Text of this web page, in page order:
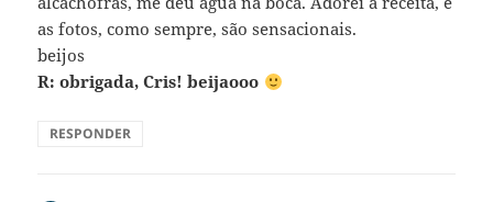
as fotos, como sempre, são sensacionais.
beijos
R: obrigada, Cris! beijaooo
RESPONDER